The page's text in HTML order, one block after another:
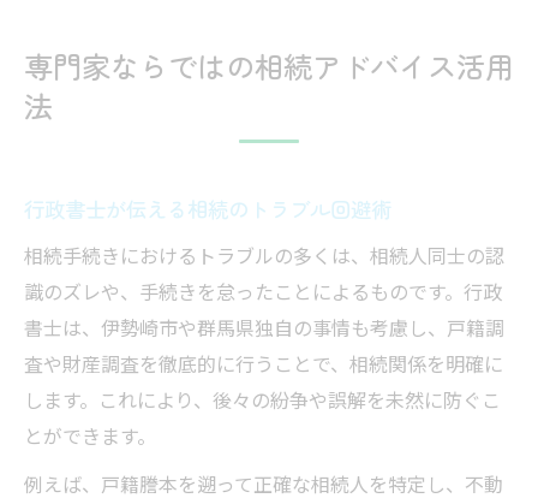
専門家ならではの相続アドバイス活用
法
行政書士が伝える相続のトラブル回避術
相続手続きにおけるトラブルの多くは、相続人同士の認
識のズレや、手続きを怠ったことによるものです。行政
書士は、伊勢崎市や群馬県独自の事情も考慮し、戸籍調
査や財産調査を徹底的に行うことで、相続関係を明確に
します。これにより、後々の紛争や誤解を未然に防ぐこ
とができます。
例えば、戸籍謄本を遡って正確な相続人を特定し、不動